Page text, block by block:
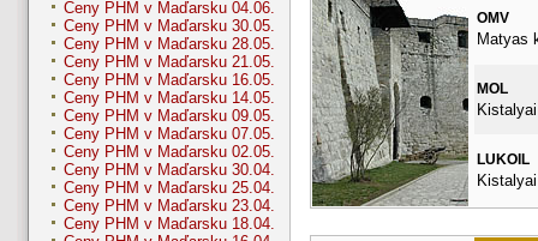
Ceny PHM v Maďarsku 04.06.
Ceny PHM v Maďarsku 30.05.
Ceny PHM v Maďarsku 28.05.
Ceny PHM v Maďarsku 21.05.
Ceny PHM v Maďarsku 16.05.
Ceny PHM v Maďarsku 14.05.
Ceny PHM v Maďarsku 09.05.
Ceny PHM v Maďarsku 07.05.
Ceny PHM v Maďarsku 02.05.
Ceny PHM v Maďarsku 30.04.
Ceny PHM v Maďarsku 25.04.
Ceny PHM v Maďarsku 23.04.
Ceny PHM v Maďarsku 18.04.
OMV
Matyas
MOL
LUKOIL